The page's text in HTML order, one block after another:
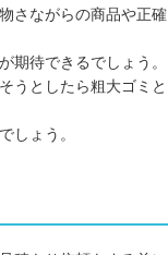
さながらの商品や正確
期待できるでしょう。
うとしたら粗大ゴミと
しょう。